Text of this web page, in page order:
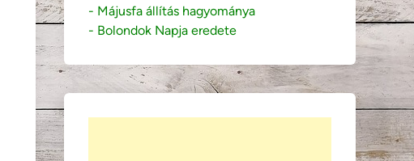
- Májusfa állítás hagyománya
- Bolondok Napja eredete